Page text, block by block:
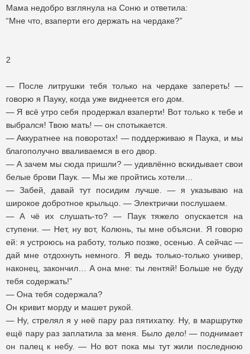
Мама недобро взглянула на Соню и ответила:
“Мне что, взаперти его держать на чердаке?”
2
— После литрушки тебя только на чердаке запереть! —
говорю я Пауку, когда уже виднеется его дом.
— Я всё утро себя продержал взаперти! Вот только к тебе и
выбрался! Твою мать! — он спотыкается.
— Аккуратнее на поворотах! — поддерживаю я Паука, и мы
благополучно вваливаемся в его двор.
— А зачем мы сюда пришли? — удивлённо вскидывает свои
белые брови Паук. — Мы же пройтись хотели…
— Забей, давай тут посидим лучше. — я указываю на
широкое добротное крыльцо. — Электрички послушаем.
— А чё их слушать-то? — Паук тяжело опускается на
ступени. — Нет, ну вот, Колюнь, ты мне объясни. Я говорю
ей: я устроюсь на работу, только позже, осенью. А сейчас —
дай мне отдохнуть немного. Я ведь только-только универ,
наконец, закончил… А она мне: ты лентяй! Больше не буду
тебя содержать!”
— Она тебя содержала?
Он кривит морду и машет рукой.
— Ну, стрелял я у неё пару раз пятихатку. Ну, в маршрутке
ещё пару раз заплатила за меня. Было дело! — поднимает
он палец к небу. — Но вот пока мы тут жили последнюю